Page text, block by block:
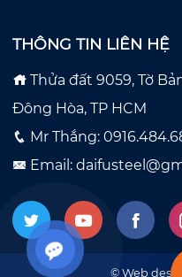
THÔNG TIN LIÊN HỆ
Thửa đất 9059, Tờ
Đông Hòa, TP HCM
Mr Thắng:
Email:
© Web